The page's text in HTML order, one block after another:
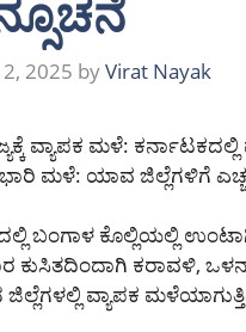
2025 byVirat Nayak
ವ್ಯಾಪಕ ಮಳೆ:
ಮಳೆ: ಯಾವ ಜಿಲ್ಲೆಗಳಿಗೆ
ಬಂಗಾಳ ಕೊಲ್ಲಿಯಲ್ಲಿ
ಕುಸಿತದಿಂದಾಗಿ ಕರಾವಳಿ,
ವ್ಯಾಪಕ